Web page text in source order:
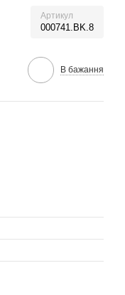
Артикул
000741.BK.8
В бажання